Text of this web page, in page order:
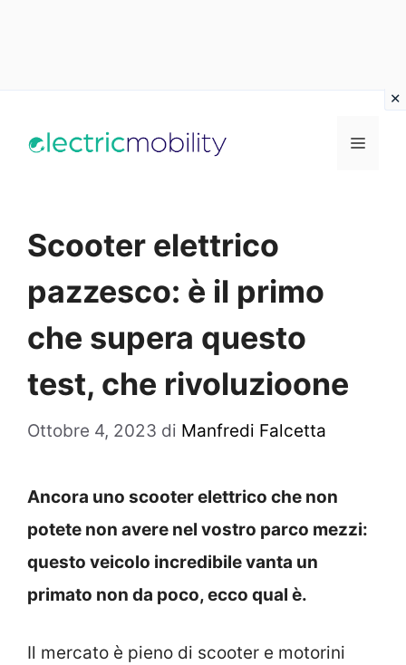
Menu
Scooter elettrico
pazzesco: è il primo
che supera questo
test, che rivoluzioone
Ottobre 4, 2023 di Manfredi Falcetta
Ancora uno scooter elettrico che non
potete non avere nel vostro parco mezzi:
questo veicolo incredibile vanta un
primato non da poco, ecco qual è.
Il mercato è pieno di scooter e motorini